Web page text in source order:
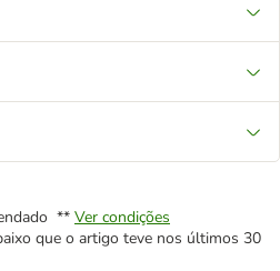
** Ver condições
que o artigo teve nos últimos 30